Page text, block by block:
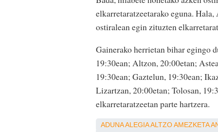
elkarretaratzeetarako eguna.
ostiralean egin zituzten
Gainerako herrietan bihar egingo
19:30ean; Altzon, 20:00etan;
19:30ean; Gaztelun, 19:30ean;
Lizartzan, 20:00etan; Tolosan,
elkarretaratzeetan parte hartzera.
ADUNAALEGIAALTZOAMEZKETA